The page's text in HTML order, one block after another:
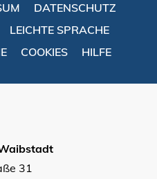
DATENSCHUTZ
LEICHTE SPRACHE
COOKIES HILFE
31